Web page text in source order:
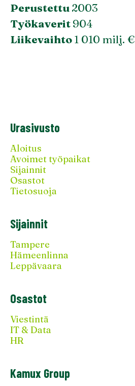
Perustettu 2003
Työkaverit904
Liikevaihto1 010 milj. €
Urasivusto
Aloitus
Avoimet työpaikat
Sijainnit
Osastot
Tietosuoja
Sijainnit
Tampere
Hämeenlinna
Leppävaara
Osastot
Viestintä
IT & Data
HR
Kamux Group